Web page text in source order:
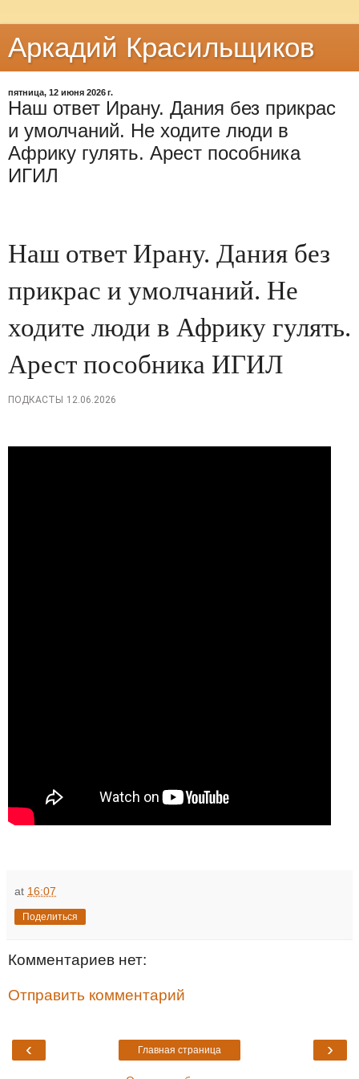
Аркадий Красильщиков
пятница, 12 июня 2026 г.
Наш ответ Ирану. Дания без прикрас
и умолчаний. Не ходите люди в
Африку гулять. Арест пособника
ИГИЛ
Наш ответ Ирану. Дания без
прикрас и умолчаний. Не
ходите люди в Африку гулять.
Арест пособника ИГИЛ
ПОДКАСТЫ 12.06.2026
at 16:07
Поделиться
Комментариев нет:
Отправить комментарий
‹ ›
Главная страница